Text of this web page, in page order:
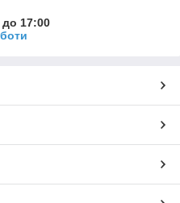
до 17:00